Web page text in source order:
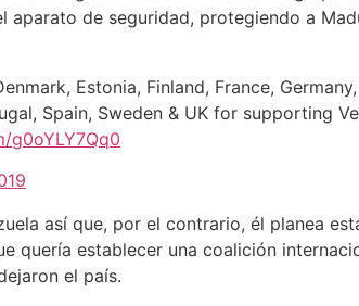
de seguridad, protegiendo a
Estonia, Finland, France,
Spain, Sweden & UK for supporting
g0oYLY7Qq0
así que, por el contrario, él planea
quería establecer una coalición
el país.